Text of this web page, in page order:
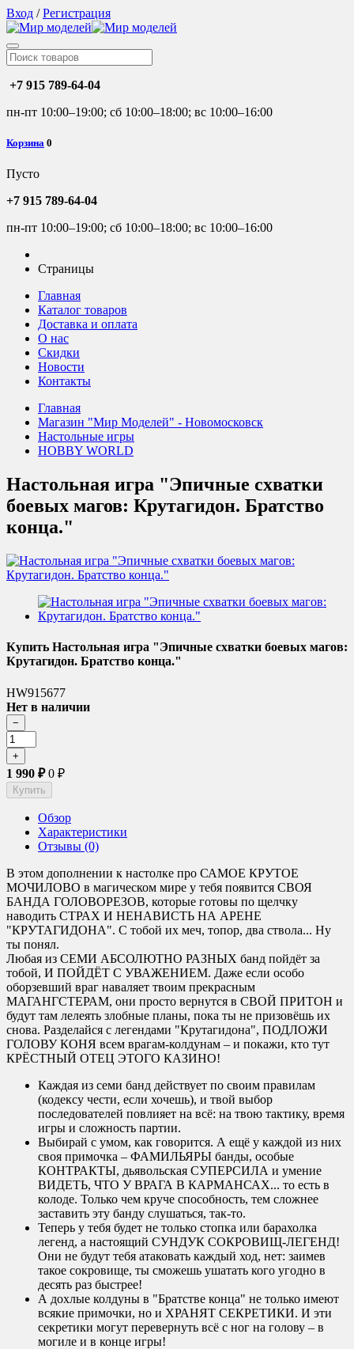
Вход /Регистрация
+7 915 789-64-04
пн-пт 10:00–19:00; сб 10:00–18:00; вс 10:00–16:00
Корзина 0
Пусто
+7 915 789-64-04
пн-пт 10:00–19:00; сб 10:00–18:00; вс 10:00–16:00
Страницы
Главная
Каталог товаров
Доставка и оплата
О нас
Скидки
Новости
Контакты
Главная
Магазин "Мир Моделей" - Новомосковск
Настольные игры
HOBBY WORLD
Настольная игра "Эпичные схватки
боевых магов: Крутагидон. Братство
конца."
Купить Настольная игра "Эпичные схватки боевых магов:
Крутагидон. Братство конца."
HW915677
Нет в наличии
1 990 ₽0 ₽
Обзор
Характеристики
Отзывы (0)
В этом дополнении к настолке про САМОЕ КРУТОЕ
МОЧИЛОВО в магическом мире у тебя появится СВОЯ
БАНДА ГОЛОВОРЕЗОВ, которые готовы по щелчку
наводить СТРАХ И НЕНАВИСТЬ НА АРЕНЕ
"КРУТАГИДОНА". С тобой их меч, топор, два ствола... Ну
ты понял.
Любая из СЕМИ АБСОЛЮТНО РАЗНЫХ банд пойдёт за
тобой, И ПОЙДЁТ С УВАЖЕНИЕМ. Даже если особо
оборзевший враг наваляет твоим прекрасным
МАГАНГСТЕРАМ, они просто вернутся в СВОЙ ПРИТОН и
будут там лелеять злобные планы, пока ты не призовёшь их
снова. Разделайся с легендами "Крутагидона", ПОДЛОЖИ
ГОЛОВУ КОНЯ всем врагам-колдунам – и покажи, кто тут
КРЁСТНЫЙ ОТЕЦ ЭТОГО КАЗИНО!
Каждая из семи банд действует по своим правилам
(кодексу чести, если хочешь), и твой выбор
последователей повлияет на всё: на твою тактику, время
игры и сложность партии.
Выбирай с умом, как говорится. А ещё у каждой из них
своя примочка – ФАМИЛЬЯРЫ банды, особые
КОНТРАКТЫ, дьявольская СУПЕРСИЛА и умение
ВИДЕТЬ, ЧТО У ВРАГА В КАРМАНСАХ... то есть в
колоде. Только чем круче способность, тем сложнее
заставить эту банду слушаться, так-то.
Теперь у тебя будет не только стопка или барахолка
легенд, а настоящий СУНДУК СОКРОВИЩ-ЛЕГЕНД!
Они не будут тебя атаковать каждый ход, нет: заимев
такое сокровище, ты сможешь ушатать кого угодно в
десять раз быстрее!
А дохлые колдуны в "Братстве конца" не только имеют
всякие примочки, но и ХРАНЯТ СЕКРЕТИКИ. И эти
секретики могут перевернуть всё с ног на голову – в
могиле и в конце игры!